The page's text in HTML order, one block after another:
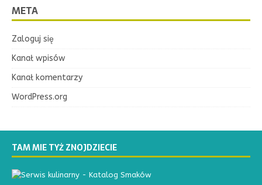
META
Zaloguj się
Kanał wpisów
Kanał komentarzy
WordPress.org
TAM MIE TYŻ ZNOJDZIECIE